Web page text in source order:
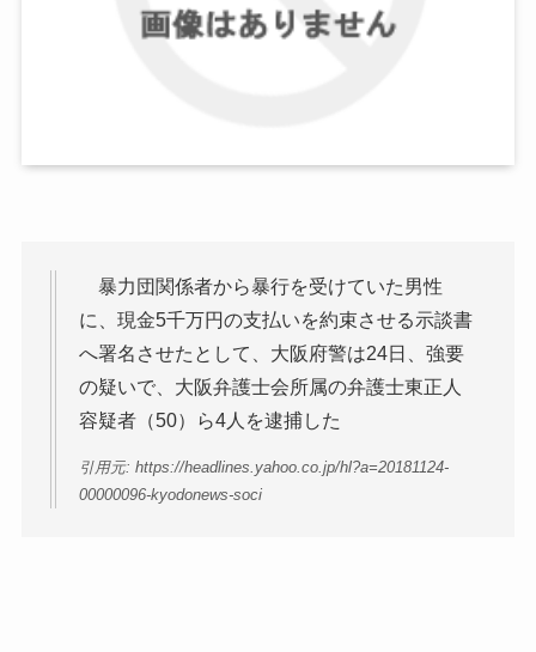
暴力団関係者から暴行を受けていた男性
に、現金5千万円の支払いを約束させる示談書
へ署名させたとして、大阪府警は24日、強要
の疑いで、大阪弁護士会所属の弁護士東正人
容疑者（50）ら4人を逮捕した
引用元: https://headlines.yahoo.co.jp/hl?a=20181124-
00000096-kyodonews-soci